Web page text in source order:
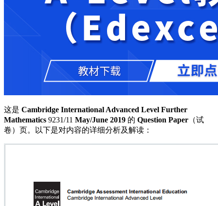
这是 Cambridge International Advanced Level Further
Mathematics 9231/11 May/June 2019 的 Question Paper （试
卷）页。以下是对内容的详细分析及解读：